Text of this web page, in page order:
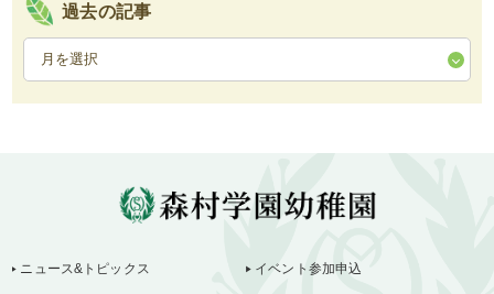
過去の記事
ニュース&トピックス イベント参加申込